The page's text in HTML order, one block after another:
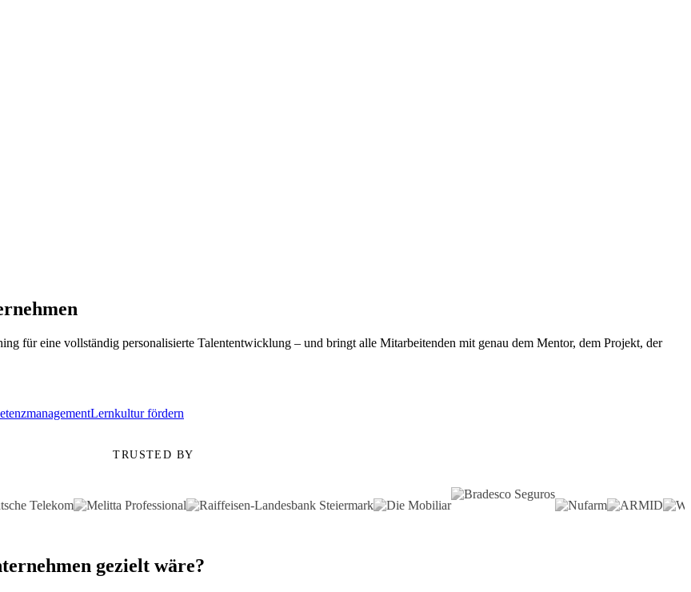
für eine vollständig personalisierte Talententwicklung – und bringt alle Mitarbeitenden mit genau dem Mentor, dem Projekt, der
Lernkultur fördern
TRUSTED BY
gezielt wäre?